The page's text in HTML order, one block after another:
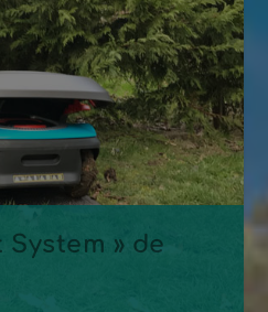
Connecté
!...
» de